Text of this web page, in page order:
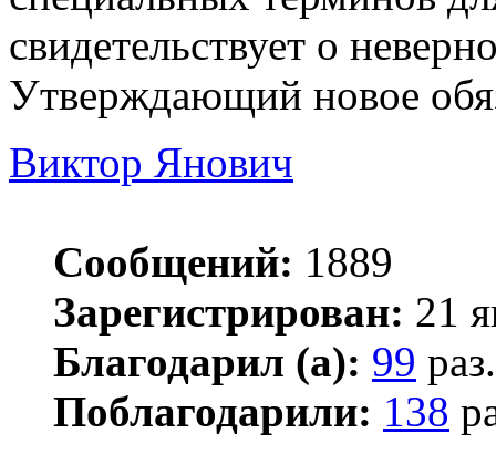
свидетельствует о
Утверждающий новое
Виктор Янович
Сообщений: 1889
Зарегистрирован: 21
Благодарил (а): 99 раз.
Поблагодарили: 138